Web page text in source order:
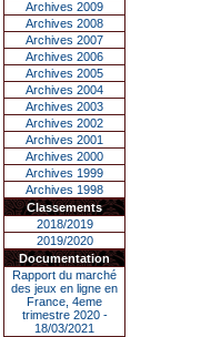
Archives 2009
Archives 2008
Archives 2007
Archives 2006
Archives 2005
Archives 2004
Archives 2003
Archives 2002
Archives 2001
Archives 2000
Archives 1999
Archives 1998
Classements
2018/2019
2019/2020
Documentation
Rapport du marché
des jeux en ligne en
France, 4eme
trimestre 2020 -
18/03/2021